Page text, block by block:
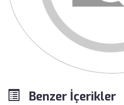
Benzer İçerikler